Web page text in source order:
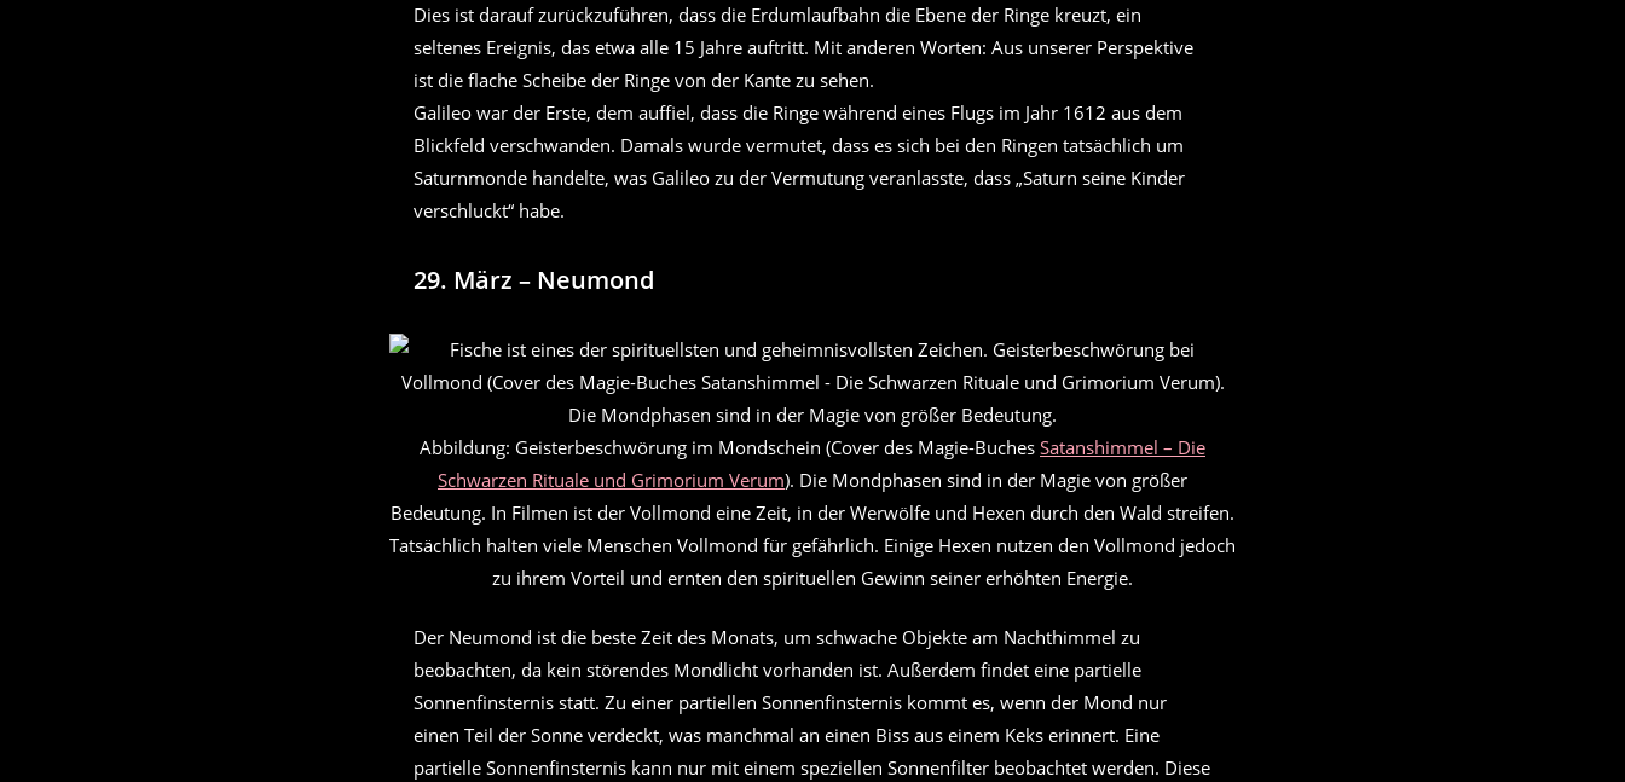
Dies ist darauf zurückzuführen, dass die Erdumlaufbahn die Ebene der Ringe kreuzt, ein
seltenes Ereignis, das etwa alle 15 Jahre auftritt. Mit anderen Worten: Aus unserer Perspektive
ist die flache Scheibe der Ringe von der Kante zu sehen.
Galileo war der Erste, dem auffiel, dass die Ringe während eines Flugs im Jahr 1612 aus dem
Blickfeld verschwanden. Damals wurde vermutet, dass es sich bei den Ringen tatsächlich um
Saturnmonde handelte, was Galileo zu der Vermutung veranlasste, dass „Saturn seine Kinder
verschluckt“ habe.
29. März – Neumond
Abbildung: Geisterbeschwörung im Mondschein (Cover des Magie-Buches Satanshimmel – Die
Schwarzen Rituale und Grimorium Verum). Die Mondphasen sind in der Magie von größer
Bedeutung. In Filmen ist der Vollmond eine Zeit, in der Werwölfe und Hexen durch den Wald streifen.
Tatsächlich halten viele Menschen Vollmond für gefährlich. Einige Hexen nutzen den Vollmond jedoch
zu ihrem Vorteil und ernten den spirituellen Gewinn seiner erhöhten Energie.
Der Neumond ist die beste Zeit des Monats, um schwache Objekte am Nachthimmel zu
beobachten, da kein störendes Mondlicht vorhanden ist. Außerdem findet eine partielle
Sonnenfinsternis statt. Zu einer partiellen Sonnenfinsternis kommt es, wenn der Mond nur
einen Teil der Sonne verdeckt, was manchmal an einen Biss aus einem Keks erinnert. Eine
partielle Sonnenfinsternis kann nur mit einem speziellen Sonnenfilter beobachtet werden. Diese